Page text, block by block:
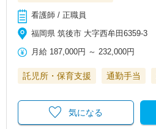
看護師 / 正職員
福岡県 筑後市 大字西牟田6359-3
月給 187,000円 ～ 232,000円
託児所・保育支援 通勤手当
気になる